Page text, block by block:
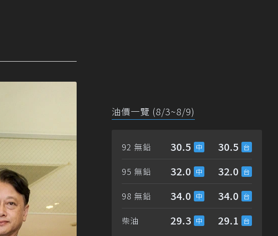
油價一覽 (8/3~8/9)
92 無鉛 30.5 30.5
95 無鉛 32.0 32.0
98 無鉛 34.0 34.0
柴油 29.3 29.1